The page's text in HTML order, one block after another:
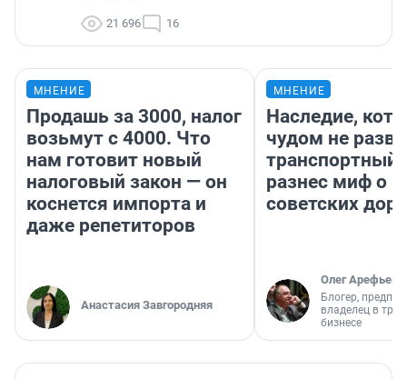
21 696 16
МНЕНИЕ
Продашь за 3000, налог
возьмут с 4000. Что
нам готовит новый
налоговый закон — он
коснется импорта и
даже репетиторов
Анастасия Завгородняя
МНЕНИЕ
Наследие,
чудом не
транспортный
разнес миф о
советских
Олег Арефьев
Блогер,
владелец в
бизнесе